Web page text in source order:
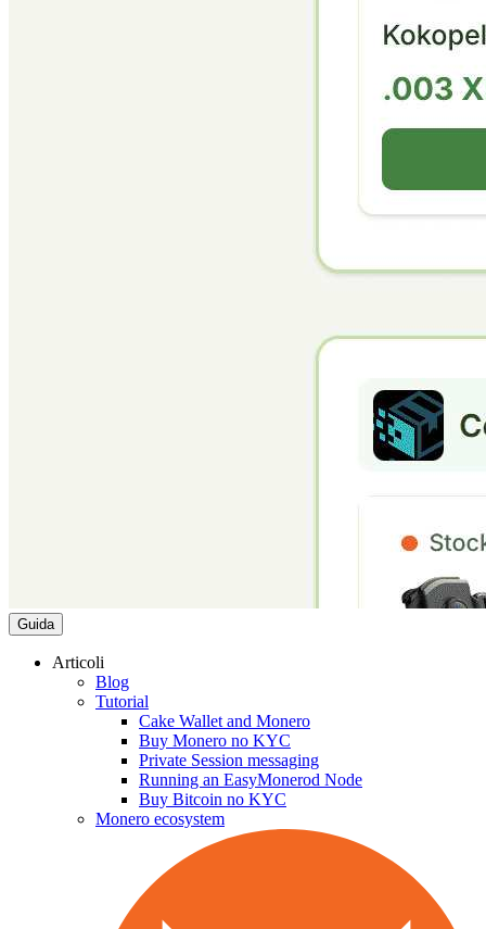
Guida
Articoli
Blog
Tutorial
Cake Wallet and Monero
Buy Monero no KYC
Private Session messaging
Running an EasyMonerod Node
Buy Bitcoin no KYC
Monero ecosystem